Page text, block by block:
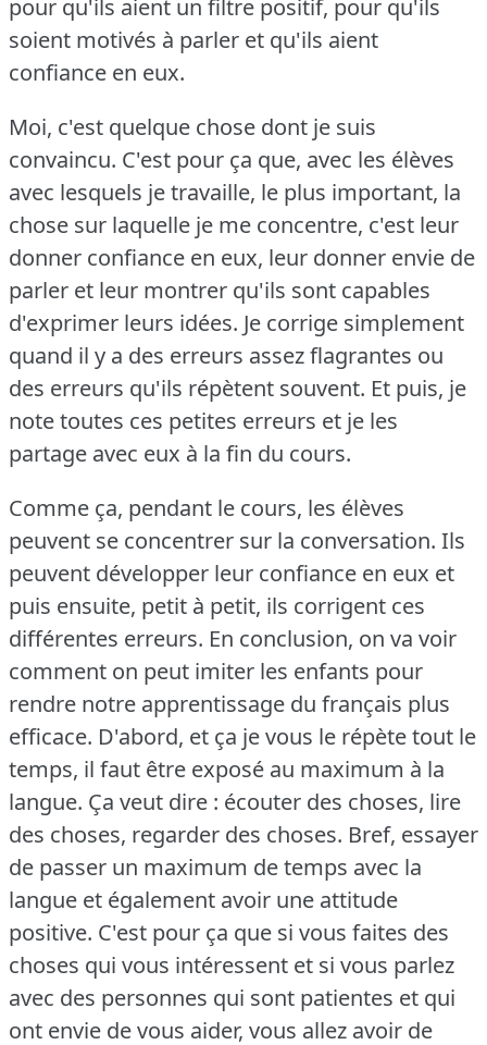
pour qu'ils aient un filtre positif, pour qu'ils
soient motivés à parler et qu'ils aient
confiance en eux.
Moi, c'est quelque chose dont je suis
convaincu. C'est pour ça que, avec les élèves
avec lesquels je travaille, le plus important, la
chose sur laquelle je me concentre, c'est leur
donner confiance en eux, leur donner envie de
parler et leur montrer qu'ils sont capables
d'exprimer leurs idées. Je corrige simplement
quand il y a des erreurs assez flagrantes ou
des erreurs qu'ils répètent souvent. Et puis, je
note toutes ces petites erreurs et je les
partage avec eux à la fin du cours.
Comme ça, pendant le cours, les élèves
peuvent se concentrer sur la conversation. Ils
peuvent développer leur confiance en eux et
puis ensuite, petit à petit, ils corrigent ces
différentes erreurs. En conclusion, on va voir
comment on peut imiter les enfants pour
rendre notre apprentissage du français plus
efficace. D'abord, et ça je vous le répète tout le
temps, il faut être exposé au maximum à la
langue. Ça veut dire : écouter des choses, lire
des choses, regarder des choses. Bref, essayer
de passer un maximum de temps avec la
langue et également avoir une attitude
positive. C'est pour ça que si vous faites des
choses qui vous intéressent et si vous parlez
avec des personnes qui sont patientes et qui
ont envie de vous aider, vous allez avoir de